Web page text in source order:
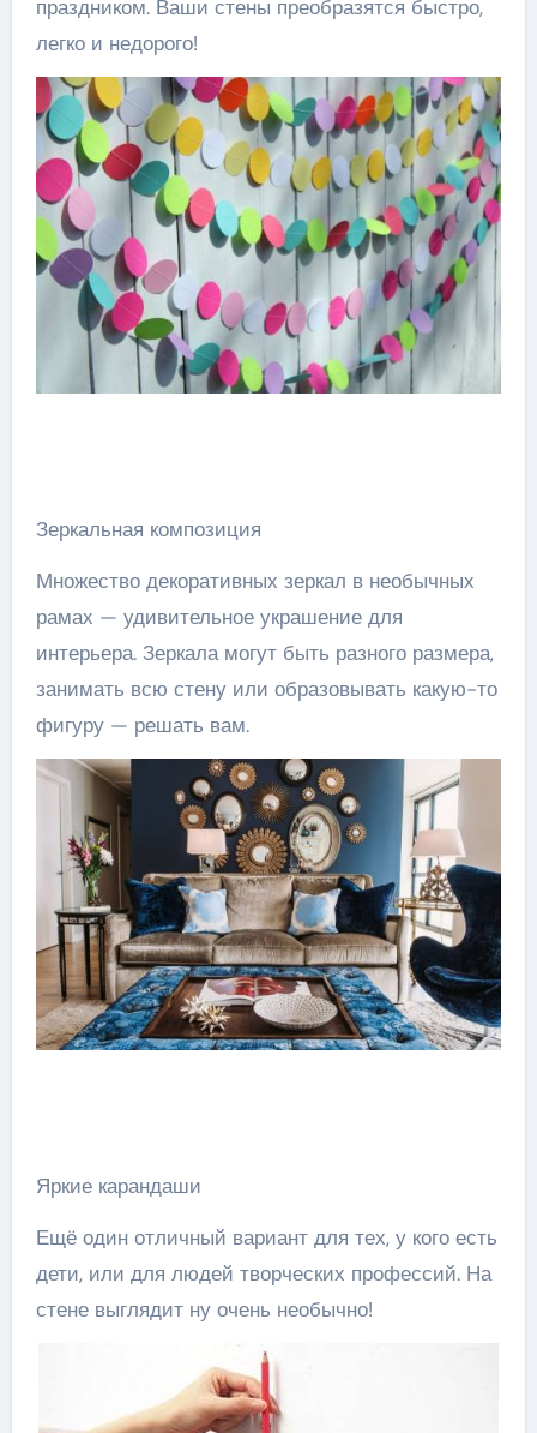
праздником. Ваши стены преобразятся быстро,
легко и недорого!
Зеркальная композиция
Множество декоративных зеркал в необычных
рамах — удивительное украшение для
интерьера. Зеркала могут быть разного размера,
занимать всю стену или образовывать какую-то
фигуру — решать вам.
Яркие карандаши
Ещё один отличный вариант для тех, у кого есть
дети, или для людей творческих профессий. На
стене выглядит ну очень необычно!